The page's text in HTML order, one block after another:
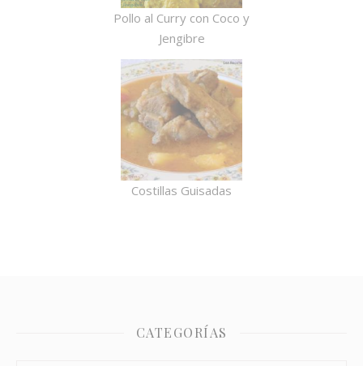
Pollo al Curry con Coco y
Jengibre
Costillas Guisadas
CATEGORÍAS